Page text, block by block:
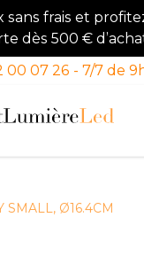
sans frais et
dès 500 €
07 26 - 7/7 de
SMALL, Ø16.4CM